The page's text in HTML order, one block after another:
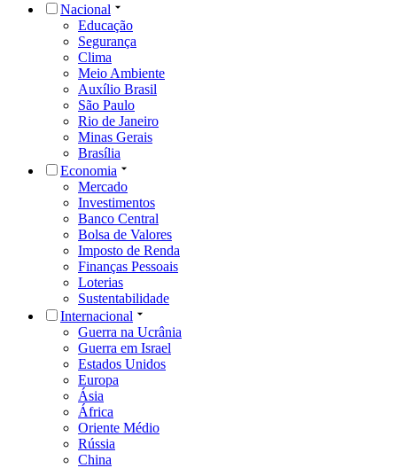
Nacional
Educação
Segurança
Clima
Meio Ambiente
Auxílio Brasil
São Paulo
Rio de Janeiro
Minas Gerais
Brasília
Economia
Mercado
Investimentos
Banco Central
Bolsa de Valores
Imposto de Renda
Finanças Pessoais
Loterias
Sustentabilidade
Internacional
Guerra na Ucrânia
Guerra em Israel
Estados Unidos
Europa
Ásia
África
Oriente Médio
Rússia
China